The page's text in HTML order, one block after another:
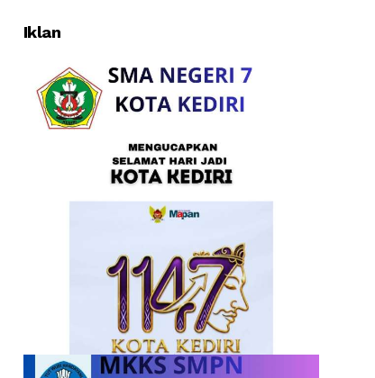
Iklan